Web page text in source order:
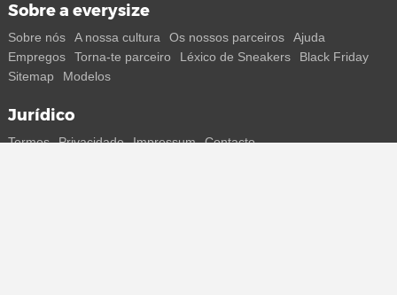
Sobre a everysize
Sobre nós A nossa cultura Os nossos parceiros
Ajuda
Empregos
Torna-te parceiro Léxico de Sneakers
Black Friday
Sitemap
Modelos
Jurídico
Termos Privacidade Impressum Contacto